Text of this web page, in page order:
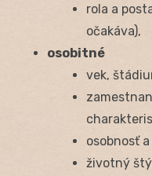
rola a
očakáva),
osobitné
vek,
osobnosť
životný